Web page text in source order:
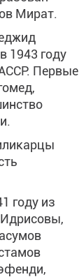
Мират.
1943 году
Первые
году из